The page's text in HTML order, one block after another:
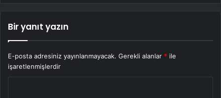
Bir yanıt yazın
E-posta adresiniz yayınlanmayacak. Gerekli alanlar * ile
işaretlenmişlerdir